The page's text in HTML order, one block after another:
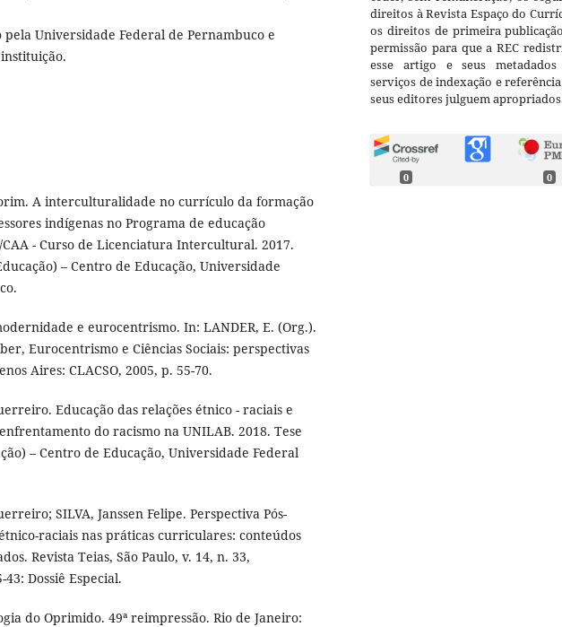
pela Universidade Federal de Pernambuco e
A interculturalidade no currículo da formação
indígenas no Programa de educação
- Curso de Licenciatura Intercultural. 2017.
– Centro de Educação, Universidade
e eurocentrismo. In: LANDER, E. (Org.).
Eurocentrismo e Ciências Sociais: perspectivas
Aires: CLACSO, 2005, p. 55-70.
Educação das relações étnico - raciais e
do racismo na UNILAB. 2018. Tese
– Centro de Educação, Universidade Federal
SILVA, Janssen Felipe. Perspectiva Pós-
raciais nas práticas curriculares: conteúdos
Revista Teias, São Paulo, v. 14, n. 33,
Dossiê Especial.
do Oprimido. 49ª reimpressão. Rio de Janeiro:
direitos à Revista Espaço do
os direitos de primeira
permissão para que a REC
esse artigo e seus metadados
serviços de indexação e
seus editores julguem
0 0